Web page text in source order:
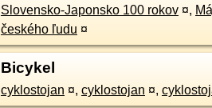
Slovensko-Japonsko 100 rokov ¤,
českého ľudu ¤
Bicykel
cyklostojan ¤, cyklostojan ¤,